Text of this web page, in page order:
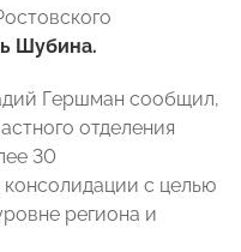
Шубина.
Гершман сообщил,
отделения
30
с целью
региона и